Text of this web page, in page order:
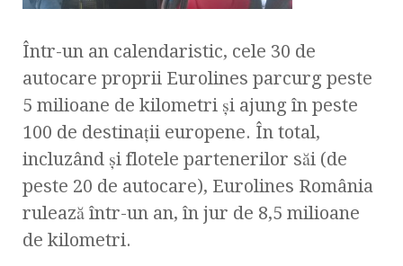
Într-un an calendaristic, cele 30 de
autocare proprii Eurolines parcurg peste
5 milioane de kilometri și ajung în peste
100 de destinații europene. În total,
incluzând și flotele partenerilor săi (de
peste 20 de autocare), Eurolines România
rulează într-un an, în jur de 8,5 milioane
de kilometri.